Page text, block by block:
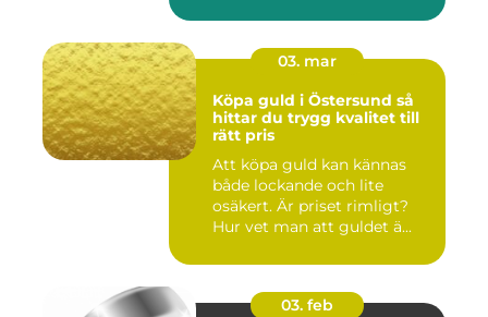
03. mar
Köpa guld i Östersund så
hittar du trygg kvalitet till
rätt pris
Att köpa guld kan kännas
både lockande och lite
osäkert. Är priset rimligt?
Hur vet man att guldet ä...
03. feb